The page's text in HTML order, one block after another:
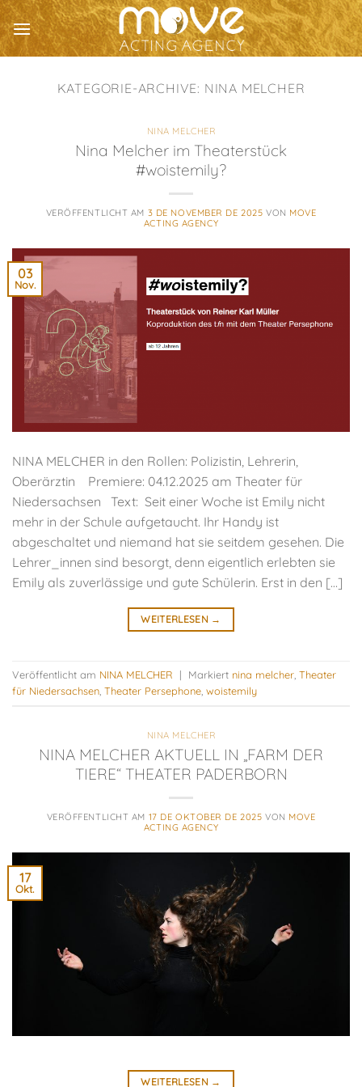
Zum
Inhalt
springen
KATEGORIE-ARCHIVE: NINA MELCHER
NINA MELCHER
Nina Melcher im Theaterstück
#woistemily?
VERÖFFENTLICHT AM 3 DE NOVEMBER DE 2025 VON MOVE
ACTING AGENCY
03
Nov.
NINA MELCHER in den Rollen: Polizistin, Lehrerin,
Oberärztin Premiere: 04.12.2025 am Theater für
Niedersachsen Text: Seit einer Woche ist Emily nicht
mehr in der Schule aufgetaucht. Ihr Handy ist
abgeschaltet und niemand hat sie seitdem gesehen. Die
Lehrer_innen sind besorgt, denn eigentlich erlebten sie
Emily als zuverlässige und gute Schülerin. Erst in den […]
WEITERLESEN →
Veröffentlicht am NINA MELCHER | Markiert nina melcher, Theater
für Niedersachsen, Theater Persephone, woistemily
NINA MELCHER
NINA MELCHER AKTUELL IN „FARM DER
TIERE“ THEATER PADERBORN
VERÖFFENTLICHT AM 17 DE OKTOBER DE 2025 VON MOVE
ACTING AGENCY
17
Okt.
WEITERLESEN →